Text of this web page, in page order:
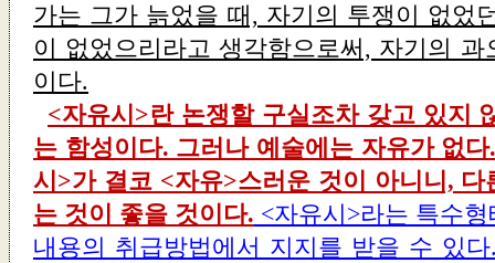
가는 그가 늙었을 때, 자기의 투쟁이 없었
이 없었으리라고 생각함으로써, 자기의
이다.
<자유시>란 논쟁할 구실조차 갖고 있지
는 함성이다. 그러나 예술에는 자유가 없
시>가 결코 <자유>스러운 것이 아니니,
는 것이 좋을 것이다. <자유시>라는 특수
내용의 취급방법에서 지지를 받을 수 있